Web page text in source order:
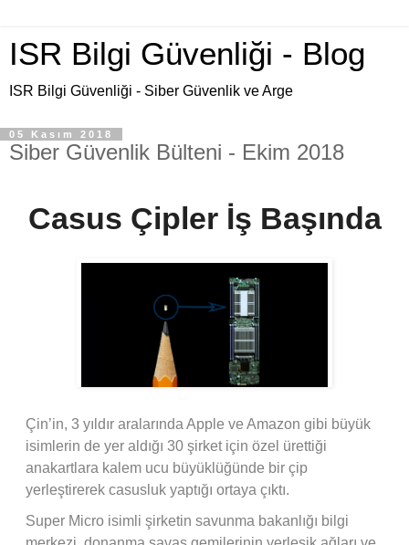
ISR Bilgi Güvenliği - Blog
ISR Bilgi Güvenliği - Siber Güvenlik ve Arge
05 Kasım 2018
Siber Güvenlik Bülteni - Ekim 2018
Casus Çipler İş Başında
Çin’in, 3 yıldır aralarında Apple ve Amazon gibi büyük
isimlerin de yer aldığı 30 şirket için özel ürettiği
anakartlara kalem ucu büyüklüğünde bir çip
yerleştirerek casusluk yaptığı ortaya çıktı.
Super Micro isimli şirketin savunma bakanlığı bilgi